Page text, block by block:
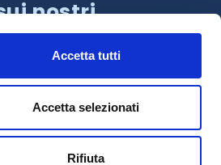
Accetta tutti
Accetta selezionati
Rifiuta
nostri